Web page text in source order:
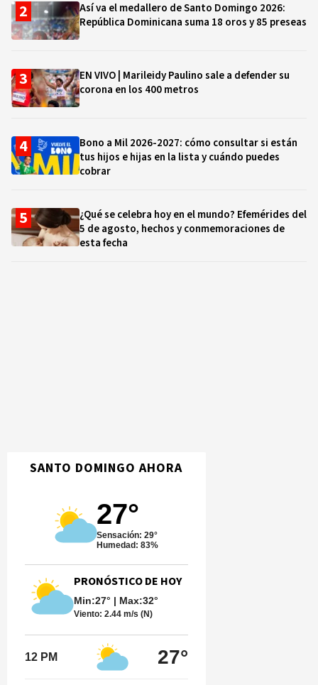
Así va el medallero de Santo Domingo 2026:
República Dominicana suma 18 oros y 85 preseas
EN VIVO | Marileidy Paulino sale a defender su
corona en los 400 metros
Bono a Mil 2026-2027: cómo consultar si están
tus hijos e hijas en la lista y cuándo puedes
cobrar
¿Qué se celebra hoy en el mundo? Efemérides del
5 de agosto, hechos y conmemoraciones de
esta fecha
SANTO DOMINGO AHORA
27°
Sensación: 29°
Humedad: 83%
PRONÓSTICO DE HOY
Min:27° | Max:32°
Viento: 2.44 m/s (N)
12 PM 27°